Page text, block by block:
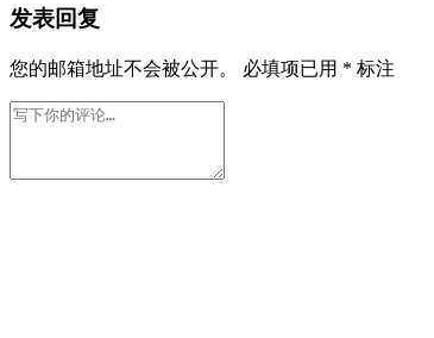
发表回复
您的邮箱地址不会被公开。 必填项已用 * 标注